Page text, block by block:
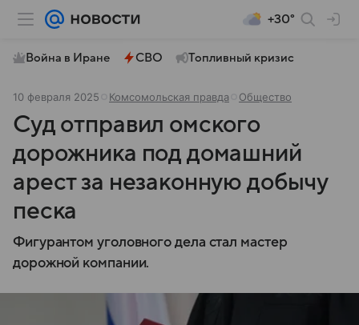
+30°
Война в Иране СВО Топливный кризис
10 февраля 2025 Комсомольская правда Общество
Суд отправил омского
дорожника под домашний
арест за незаконную добычу
песка
Фигурантом уголовного дела стал мастер
дорожной компании.